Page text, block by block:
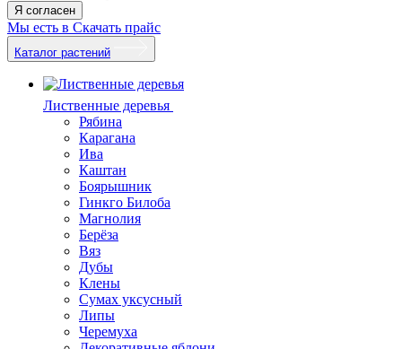
Я согласен
Мы есть в Скачать прайс
Каталог растений
Лиственные деревья
Рябина
Карагана
Ива
Каштан
Боярышник
Гинкго Билоба
Магнолия
Берёза
Вяз
Дубы
Клены
Сумах уксусный
Липы
Черемуха